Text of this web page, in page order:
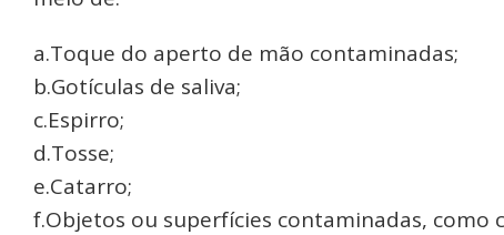
a.Toque do aperto de mão contaminadas;
b.Gotículas de saliva;
c.Espirro;
d.Tosse;
e.Catarro;
f.Objetos ou superfícies contaminadas, como